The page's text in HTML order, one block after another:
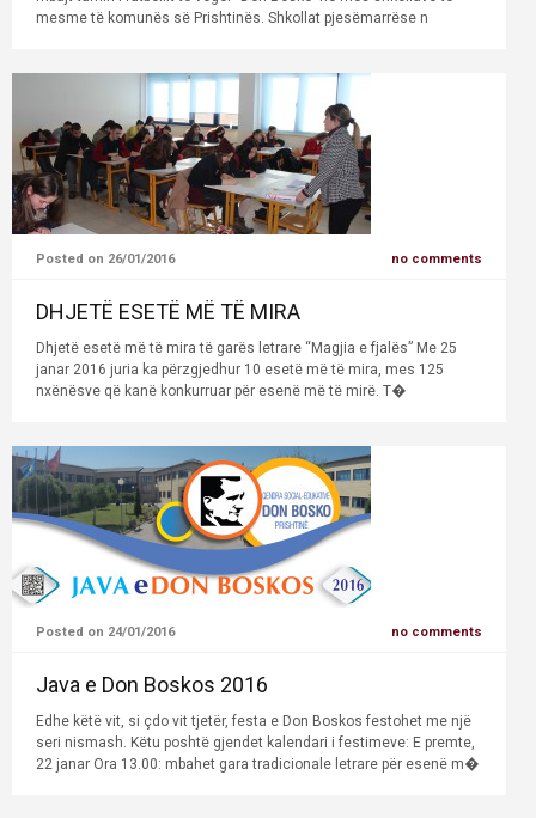
mesme të komunës së Prishtinës. Shkollat pjesëmarrëse n
Posted on 26/01/2016 no comments
DHJETË ESETË MË TË MIRA
Dhjetë esetë më të mira të garës letrare “Magjia e fjalës” Me 25
janar 2016 juria ka përzgjedhur 10 esetë më të mira, mes 125
nxënësve që kanë konkurruar për esenë më të mirë. T�
Posted on 24/01/2016 no comments
Java e Don Boskos 2016
Edhe këtë vit, si çdo vit tjetër, festa e Don Boskos festohet me një
seri nismash. Këtu poshtë gjendet kalendari i festimeve: E premte,
22 janar Ora 13.00: mbahet gara tradicionale letrare për esenë m�